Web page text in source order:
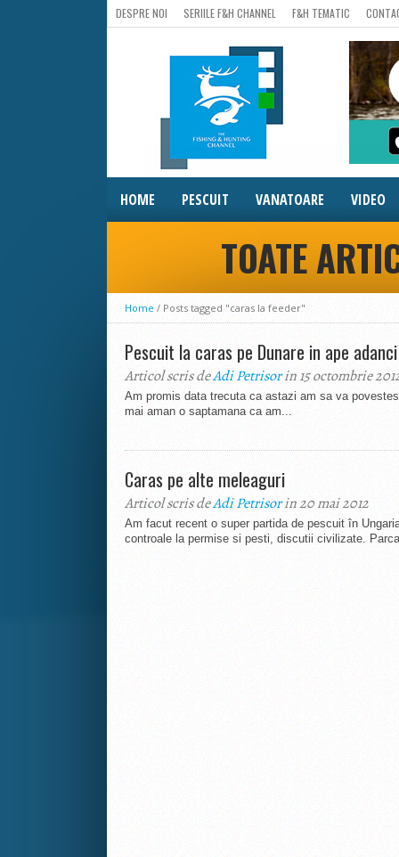
DESPRE NOI SERIILE F&H CHANNEL F&H TEMATIC
HOME PESCUIT VANATOARE VIDEO
TOATE
Home / Posts tagged "caras la feeder"
Pescuit la caras pe Dunare in ape adanci
Articol scris deAdi Petrisorin 15 octombrie
Am promis data trecuta ca astazi am sa va
mai aman o saptamana ca am...
Caras pe alte meleaguri
Articol scris deAdi Petrisorin 20 mai 2012
Am facut recent o super partida de pescuit în
controale la permise si pesti, discutii civilizate.